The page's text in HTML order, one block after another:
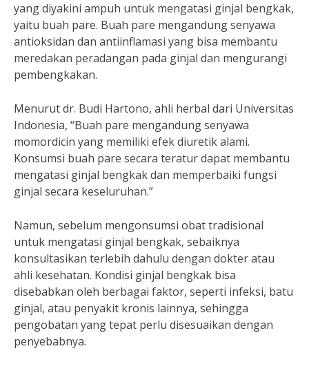
yang diyakini ampuh untuk mengatasi ginjal bengkak,
yaitu buah pare. Buah pare mengandung senyawa
antioksidan dan antiinflamasi yang bisa membantu
meredakan peradangan pada ginjal dan mengurangi
pembengkakan.
Menurut dr. Budi Hartono, ahli herbal dari Universitas
Indonesia, “Buah pare mengandung senyawa
momordicin yang memiliki efek diuretik alami.
Konsumsi buah pare secara teratur dapat membantu
mengatasi ginjal bengkak dan memperbaiki fungsi
ginjal secara keseluruhan.”
Namun, sebelum mengonsumsi obat tradisional
untuk mengatasi ginjal bengkak, sebaiknya
konsultasikan terlebih dahulu dengan dokter atau
ahli kesehatan. Kondisi ginjal bengkak bisa
disebabkan oleh berbagai faktor, seperti infeksi, batu
ginjal, atau penyakit kronis lainnya, sehingga
pengobatan yang tepat perlu disesuaikan dengan
penyebabnya.